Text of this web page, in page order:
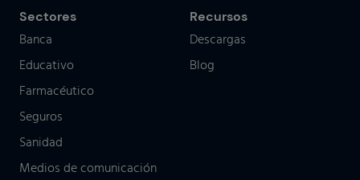
Sectores
Banca
Educativo
Farmacéutico
Seguros
Sanidad
Medios de comunicación
Recursos
Descargas
Blog